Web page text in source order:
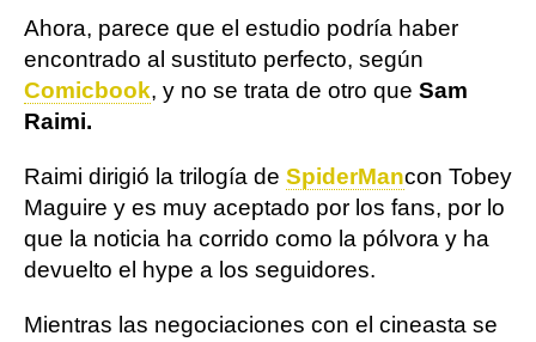
Ahora, parece que el estudio podría haber
encontrado al sustituto perfecto, según
Comicbook, y no se trata de otro que Sam
Raimi.
Raimi dirigió la trilogía de SpiderMancon Tobey
Maguire y es muy aceptado por los fans, por lo
que la noticia ha corrido como la pólvora y ha
devuelto el hype a los seguidores.
Mientras las negociaciones con el cineasta se